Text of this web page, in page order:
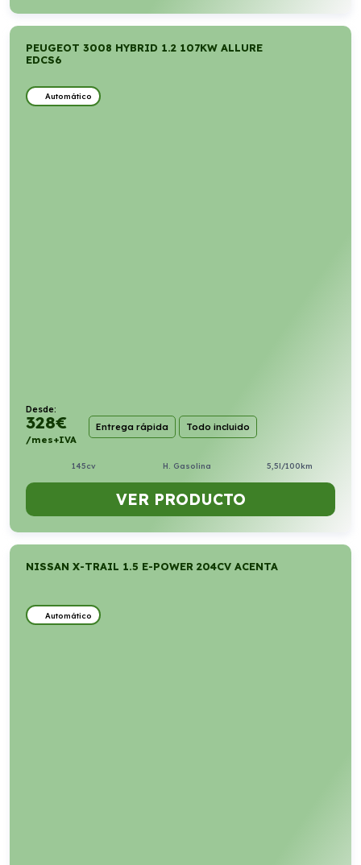
PEUGEOT 3008 HYBRID 1.2 107KW ALLURE
EDCS6
Automático
Desde:
328€
/mes+IVA
Entrega rápida Todo incluido
145cv H. Gasolina 5,5l/100km
VER PRODUCTO
NISSAN X-TRAIL 1.5 E-POWER 204CV ACENTA
Automático